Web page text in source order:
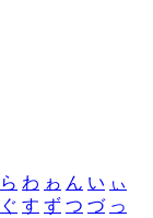
ら わ ゎ ん い ぃ
ぐ す ず つ づ っ